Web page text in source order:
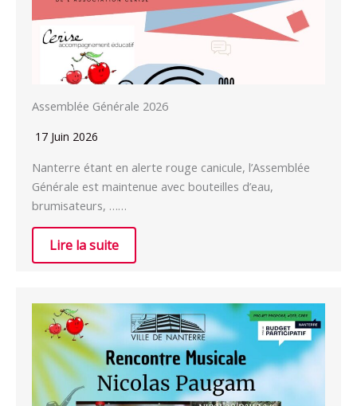
Assemblée Générale 2026
17 Juin 2026
Nanterre étant en alerte rouge canicule, l’Assemblée
Générale est maintenue avec bouteilles d’eau,
brumisateurs, ……
Lire la suite